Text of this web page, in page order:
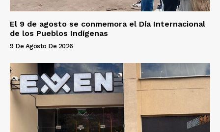
El 9 de agosto se conmemora el Día Internacional
de los Pueblos Indígenas
9 De Agosto De 2026